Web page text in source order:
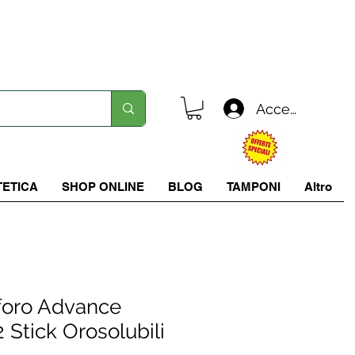
Accedi
SHOP ONLINE BLOG TAMPONI Altro
Advance
Stick Orosolubili